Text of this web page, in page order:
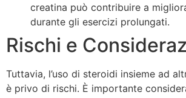
creatina può contribuire a
durante gli esercizi prolungati.
Rischi e
Tuttavia, l’uso di steroidi insieme ad
è privo di rischi. È importante